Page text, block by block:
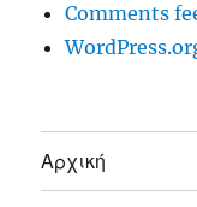
Comments
Αρχική